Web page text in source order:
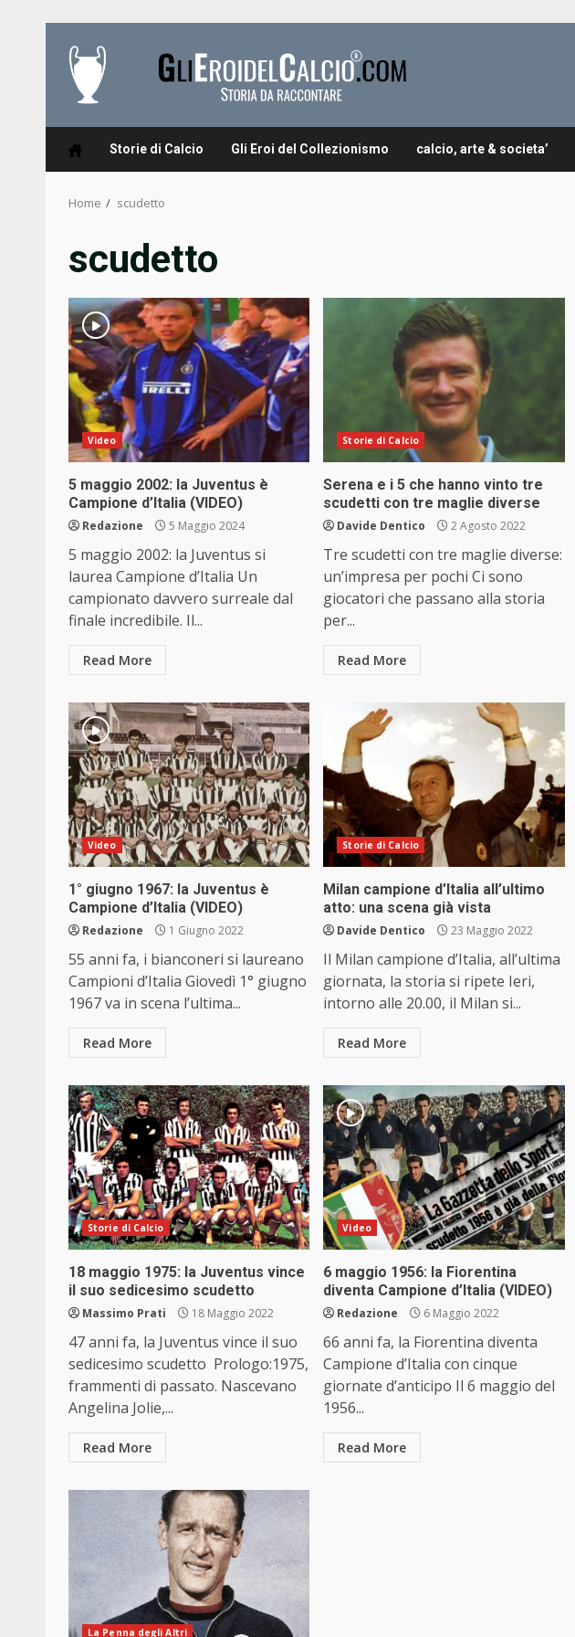
content
Storie di Calcio Gli Eroi del Collezionismo calcio, arte & societa’
Home scudetto
scudetto
Video
5 maggio 2002: la Juventus è
Campione d’Italia (VIDEO)
Redazione 5 Maggio 2024
5 maggio 2002: la Juventus si
laurea Campione d’Italia Un
campionato davvero surreale dal
finale incredibile. Il...
Read More
Storie di Calcio
Serena e i 5 che hanno vinto tre
scudetti con tre maglie diverse
Davide Dentico 2 Agosto 2022
Tre scudetti con tre maglie diverse:
un’impresa per pochi Ci sono
giocatori che passano alla storia
per...
Read More
Video
1° giugno 1967: la Juventus è
Campione d’Italia (VIDEO)
Redazione 1 Giugno 2022
55 anni fa, i bianconeri si laureano
Campioni d’Italia Giovedì 1° giugno
1967 va in scena l’ultima...
Read More
Storie di Calcio
Milan campione d’Italia all’ultimo
atto: una scena già vista
Davide Dentico 23 Maggio 2022
Il Milan campione d’Italia, all’ultima
giornata, la storia si ripete Ieri,
intorno alle 20.00, il Milan si...
Read More
Storie di Calcio
18 maggio 1975: la Juventus vince
il suo sedicesimo scudetto
Massimo Prati 18 Maggio 2022
47 anni fa, la Juventus vince il suo
sedicesimo scudetto Prologo:1975,
frammenti di passato. Nascevano
Angelina Jolie,...
Read More
Video
6 maggio 1956: la Fiorentina
diventa Campione d’Italia (VIDEO)
Redazione 6 Maggio 2022
66 anni fa, la Fiorentina diventa
Campione d’Italia con cinque
giornate d’anticipo Il 6 maggio del
1956...
Read More
La Penna degli Altri